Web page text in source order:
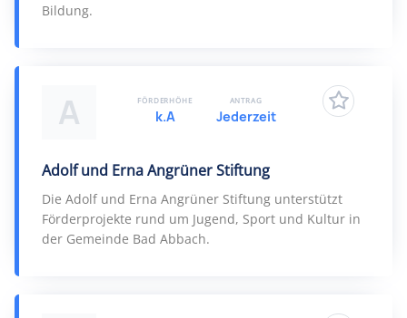
Bildung.
A
Adolf und Erna Angrüner Stiftung
Die Adolf und Erna Angrüner Stiftung unterstützt
Förderprojekte rund um Jugend, Sport und Kultur in
der Gemeinde Bad Abbach.
FÖRDERHÖHE
k.A
ANTRAG
Jederzeit